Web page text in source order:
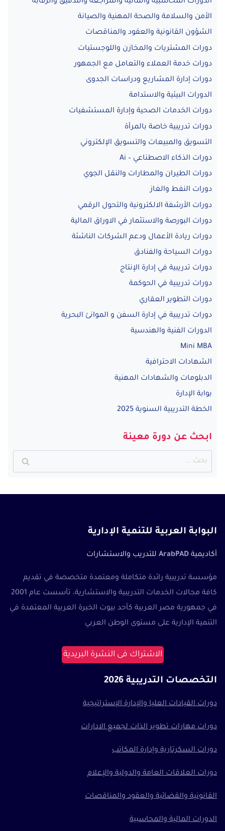
الأمن والسلامة والصحة المهنية والصيانة
الشؤون القانونية والعقود والمناقصات
دورات المشتريات والمخازن واللوجستيات
دورات خدمة العملاء والتعامل مع الجمهور
دورات إدارة المشاريع ودراسات الجدوى
الدورات البيئية والاستدامة
دورات الخدمات الصحية وإدارة المستشفيات
دورات تدريبية خاصة بالمرأة
التسويق والمبيعات والتسويق الإلكتروني
دورات الذكاء الاصطناعي – Ai
دورات الطيران والمطارات والنقل الجوي
دورات النفط والغاز
دورات الأرشفة الالكترونية والتحول الرقمي
دورات البورصة والاستثمار في الاوراق المالية
دورات ريادة الأعمال ودعم الشركات الناشئة
دورات السياحة والفنادق
دورات تدريبية في إدارة الإنتاج
دورات تدريبية في الحوكمة
دورات التطوير العقاري
دورات تدريبية في إدارة السفن و الموانئ البحرية
الدورات الفنية والهندسية
Mini MBA
الشهادات الاحترافية
الدبلومات والشهادات المهنية
بوابة الإدارة
الخطة التدريبية السنوية 2025
ابحث عن دورة معينة
البحث
عن:
البوابة العربية للتنمية الإدارية
أكاديمية ArabPAD للتدريب والاستشارات
مؤسسة تدريبية رائدة متكاملة ومعتمدة متخصصة في تقديم
كافة مجالات الخدمات التدريبية والاستشارية، تأسست عام 2001
في جمهورية مصر العربية كأحد بيوت الخبرة العربية المعتمدة في
التنمية الإدارية على مستوى الوطن العربي
الاشتراك فى النشرة البريدية
التخصصات التدريبية 2026
دورات القيادات العليا والإدارة الإستراتيجية
دورات مهارات تطوير الذات لجميع الادارات
دورات السكرتارية وإدارة المكاتب
دورات العلاقات العامة والدولية والإعلام
القانونية والقضائية والعقود والمناقصات
الدورات المالية والمحاسبية